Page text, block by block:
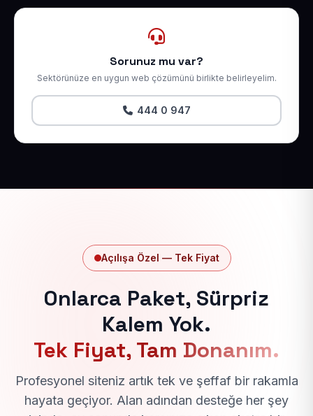
Sorunuz mu var?
Sektörünüze en uygun web çözümünü birlikte belirleyelim.
444 0 947
Açılışa Özel — Tek Fiyat
Onlarca Paket, Sürpriz
Kalem Yok.
Tek Fiyat, Tam Donanım.
Profesyonel siteniz artık tek ve şeffaf bir rakamla
hayata geçiyor. Alan adından desteğe her şey